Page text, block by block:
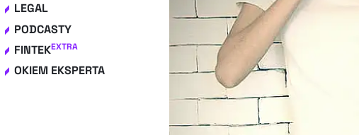
LEGAL
PODCASTY
FINTEKEXTRA
OKIEM EKSPERTA